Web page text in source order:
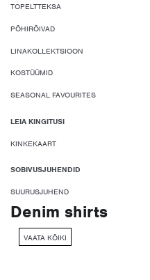
TOPELTTEKSA
PÕHIRÕIVAD
LINAKOLLEKTSIOON
KOSTÜÜMID
SEASONAL FAVOURITES
LEIA KINGITUSI
KINKEKAART
SOBIVUSJUHENDID
SUURUSJUHEND
Denim shirts
VAATA KÕIKI